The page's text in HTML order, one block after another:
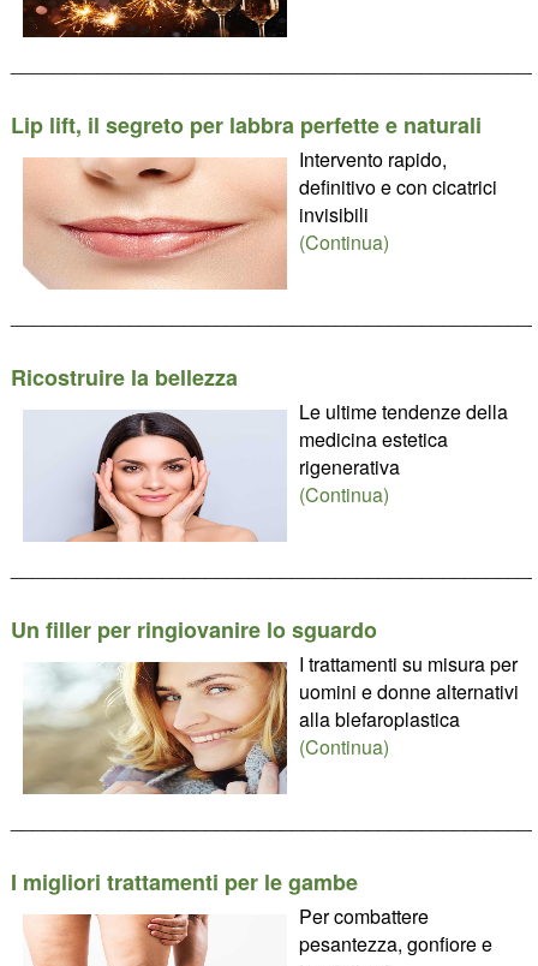
Lip lift, il segreto per labbra perfette e naturali
Intervento rapido,
definitivo e con cicatrici
invisibili
(Continua)
Ricostruire la bellezza
Le ultime tendenze della
medicina estetica
rigenerativa
(Continua)
Un filler per ringiovanire lo sguardo
I trattamenti su misura per
uomini e donne alternativi
alla blefaroplastica
(Continua)
I migliori trattamenti per le gambe
Per combattere
pesantezza, gonfiore e